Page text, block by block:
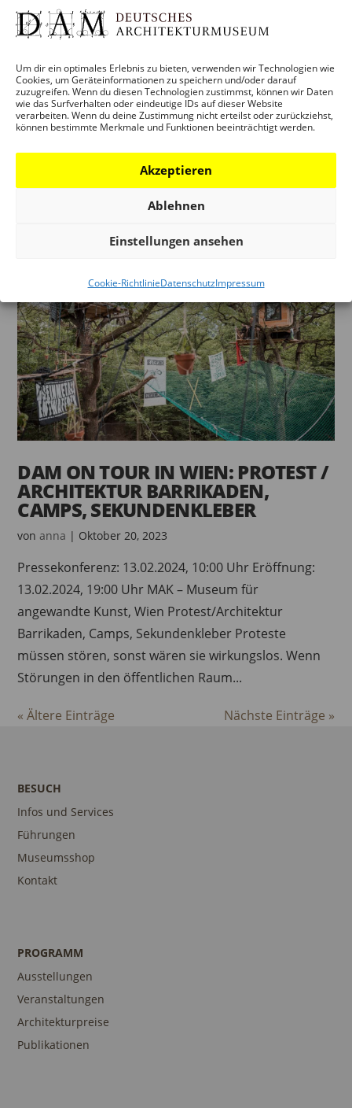
Um dir ein optimales Erlebnis zu bieten, verwenden wir Technologien wie
Cookies, um Geräteinformationen zu speichern und/oder darauf
zuzugreifen. Wenn du diesen Technologien zustimmst, können wir Daten
wie das Surfverhalten oder eindeutige IDs auf dieser Website
verarbeiten. Wenn du deine Zustimmung nicht erteilst oder zurückziehst,
können bestimmte Merkmale und Funktionen beeinträchtigt werden.
Akzeptieren
Ablehnen
Einstellungen ansehen
Cookie-RichtlinieDatenschutzImpressum
SCHÖN HIER. ARCHITEKTUR AUF
DEM LAND
AUSSTELLUNG: SCHÖN HIER. ARCHITEKTUR AUF DEM
LAND Eröffnung am 18. Dezember 2023, 17 Uhr,
Haus Uckermark Ländliche Räume als
Lebensmittelpunkt gewinnen zunehmend an
Aufmerksamkeit. Sie sind Orte zum Wohnen, Leben
und Arbeiten. Sie benötigen eine zeitgemäße
DAM ON TOUR IN WIEN: PROTEST /
ARCHITEKTUR BARRIKADEN,
CAMPS, SEKUNDENKLEBER
vonanna | Oktober 20, 2023
Pressekonferenz: 13.02.2024, 10:00 Uhr Eröffnung:
13.02.2024, 19:00 Uhr MAK – Museum für
angewandte Kunst, Wien Protest/Architektur
Barrikaden, Camps, Sekundenkleber Proteste
müssen stören, sonst wären sie wirkungslos. Wenn
Störungen in den öffentlichen Raum...
« Ältere Einträge Nächste Einträge »
BESUCH
Infos und Services
Führungen
Museumsshop
Kontakt
PROGRAMM
Ausstellungen
Veranstaltungen
Architekturpreise
Publikationen